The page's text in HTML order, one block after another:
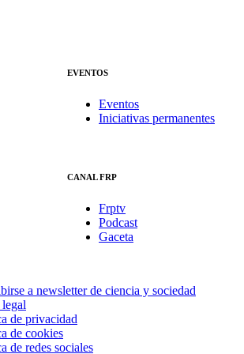
EVENTOS
Eventos
Iniciativas permanentes
CANAL FRP
Frptv
Podcast
Gaceta
a newsletter de ciencia y sociedad
de privacidad
de cookies
de redes sociales